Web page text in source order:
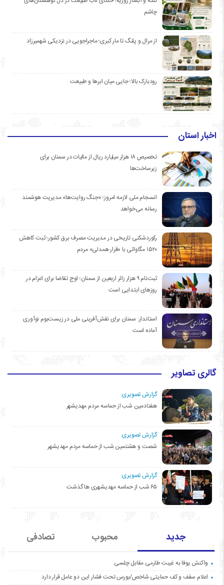
چاشم
از مرال و پلنگ تا مار کبری؛ ماجراجویی در نزدیکی شهمیرزاد
رودبارک بالا؛ جایی میان ابرها و طبیعت
اخبار استان
تخصیص ۱۸ هزار میلیارد ریال از مالیات در سمنان برای
زیرساخت‌ها
انسجام ملی لازمه امروز؛ «جنگ روایت‌ها» مدیریت هوشمند
رسانه می‌خواهد
رکوردشکنی تاریخی در مدیریت مصرف برق کشور؛ ثبت کاهش
۱۵۲۰ مگاواتی با «قرار همدلی» مردم
ثبت‌نام ۹ هزار زائر اربعین از سمنان؛ اوج تقاضا برای اعزام در
روزهای ابتدایی است
استاندار: سمنان برای نقش‌آفرینی ملی در زیست‌بوم نوآوری
آماده است
گالری تصاویر
گزارش تصویری:
هفتادمین شب از حماسه مردم مهدیشهر
گزارش تصویری:
شصت و هشتمین شب از حماسه مردم مهدیشهر
گزارش تصویری:
۶۵ شب از حماسه مهدیشهری ها گذشت
جدید محبوب تصادفی
واکنش یوفا به غیبت طارمی مقابل چلسی
اعلام سقف و کف حمایتی شاخص/بورس تحت فشار این دو عامل قرار دارد